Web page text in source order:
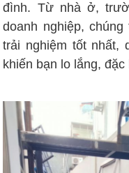
đình. Từ nhà ở,
doanh nghiệp,
trải nghiệm tốt nhất,
khiến bạn lo lắng,